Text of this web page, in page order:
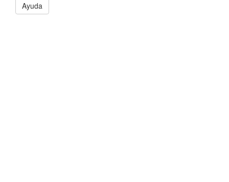
Ayuda